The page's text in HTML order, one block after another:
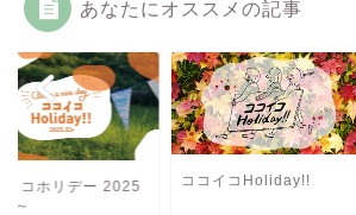
あなたにオススメの記事
イコホリデー 2025
～
ココイコHoliday!!